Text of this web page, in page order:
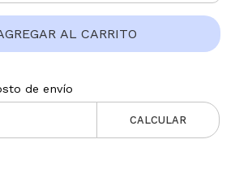
AL CARRITO
de envío
CALCULAR